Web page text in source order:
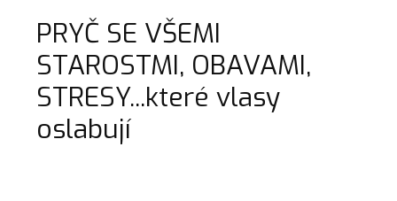
PRYČ SE VŠEMI
STAROSTMI, OBAVAMI,
STRESY...které vlasy
oslabují